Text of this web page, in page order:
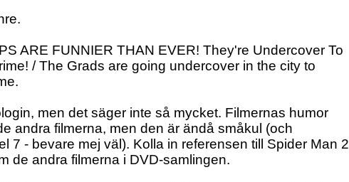
ARE FUNNIER THAN EVER! They're Undercover To
/ The Grads are going undercover in the city to
men det säger inte så mycket. Filmernas humor
andra filmerna, men den är ändå småkul (och
7 - bevare mej väl). Kolla in referensen till Spider Man 2
de andra filmerna i DVD-samlingen.